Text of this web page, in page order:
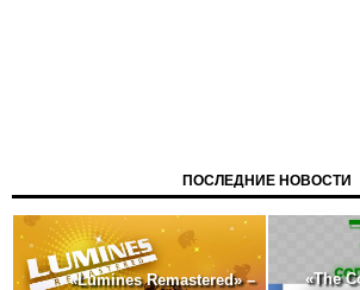
ПОСЛЕДНИЕ НОВОСТИ
«Lumines Remastered» –
«The